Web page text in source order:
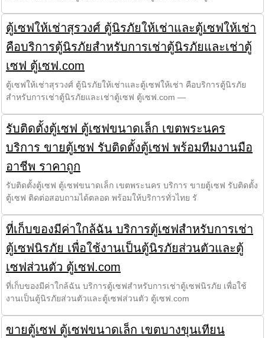
ตู้เซฟให้เช่าสุรวงศ์ ตู้นิรภัยให้เช่าและตู้เซฟให้เช่า
คือบริการตู้นิรภัยสำหรับการเช่าตู้นิรภัยและเช่าตู้
เซฟ ตู้เซฟ.com
ตู้เซฟให้เช่าสุรวงศ์ ตู้นิรภัยให้เช่าและตู้เซฟให้เช่า คือบริการตู้นิรภัย
สำหรับการเช่าตู้นิรภัยและเช่าตู้เซฟ ตู้เซฟ.com —
รับติดตั้งตู้เซฟ ตู้เซฟขนาดเล็ก เขตพระนคร
บริการ ขายตู้เซฟ รับติดตั้งตู้เซฟ พร้อมทีมงานมือ
อาชีพ ราคาถูก
รับติดตั้งตู้เซฟ ตู้เซฟขนาดเล็ก เขตพระนคร บริการ ขายตู้เซฟ รับติดตั้ง
ตู้เซฟ ติดต่อสอบถามได้ตลอด พร้อมให้บริการทั่วไทย รั
ที่เก็บของมีค่าใกล้ฉัน บริการตู้เซฟสำหรับการเช่า
ตู้เซฟนิรภัย เพื่อใช้งานเป็นตู้นิรภัยส่วนตัวและตู้
เซฟส่วนตัว ตู้เซฟ.com
ที่เก็บของมีค่าใกล้ฉัน บริการตู้เซฟสำหรับการเช่าตู้เซฟนิรภัย เพื่อใช้
งานเป็นตู้นิรภัยส่วนตัวและตู้เซฟส่วนตัว ตู้เซฟ.com
ขายตู้เซฟ ตู้เซฟขนาดเล็ก เขตบางขุนเทียน